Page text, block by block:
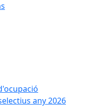
any 2026